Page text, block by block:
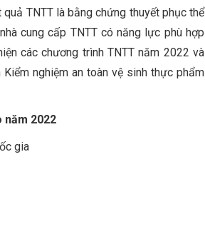
TNTT là bằng chứng thuyết phục thể
cung cấp TNTT có năng lực phù hợp
các chương trình TNTT năm 2022 và
nghiệm an toàn vệ sinh thực phẩm
2022
quốc gia